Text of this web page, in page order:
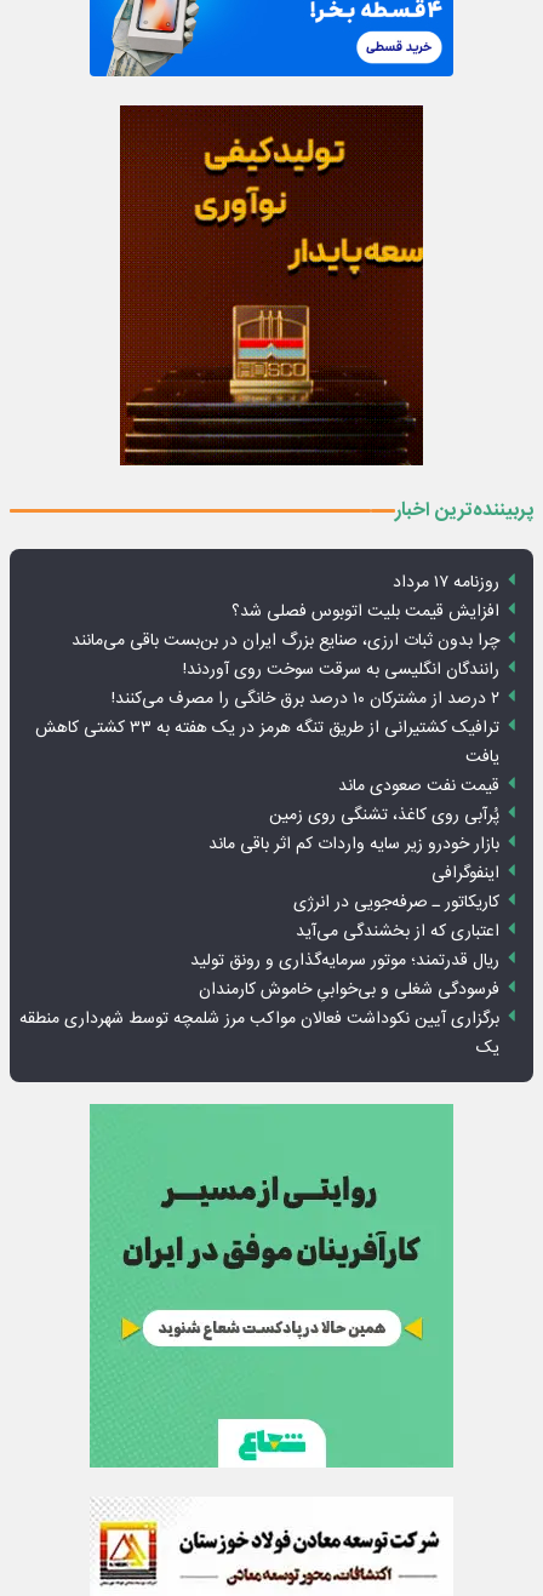
پربیننده‌ترین اخبار
روزنامه ۱۷ مرداد
افزایش قیمت بلیت اتوبوس فصلی شد؟
چرا بدون ثبات ارزی، صنایع بزرگ ایران در بن‌بست باقی می‌مانند
رانندگان انگلیسی به سرقت سوخت روی آوردند!
۲ درصد از مشترکان ۱۰ درصد برق خانگی را مصرف می‌کنند!
ترافیک کشتیرانی از طریق تنگه هرمز در یک هفته به ۳۳ کشتی کاهش
یافت
قیمت نفت صعودی ماند
پُرآبی روی کاغذ، تشنگی روی زمین
بازار خودرو زیر سایه واردات کم اثر باقی ماند
اینفوگرافی
کاریکاتور ـ صرفه‌جویی در انرژی
اعتباری که از بخشندگی می‌آید
ریال قدرتمند؛ موتور سرمایه‌گذاری و رونق تولید
فرسودگی شغلی و بی‌خوابیِ خاموش کارمندان
برگزاری آیین نکوداشت فعالان مواکب مرز شلمچه توسط شهرداری منطقه
یک